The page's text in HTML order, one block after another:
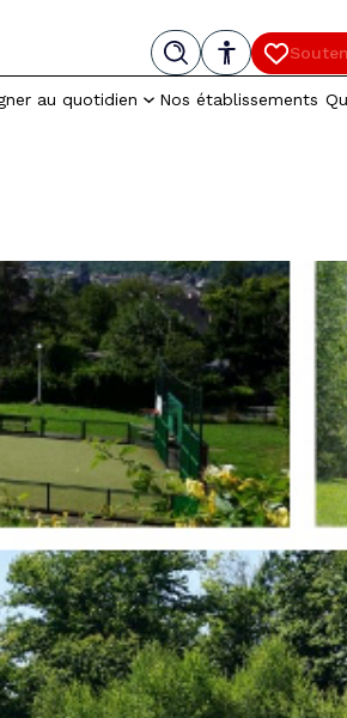
Paramètres d’accessibilité Contenu
–
au quotidien Nos établissements